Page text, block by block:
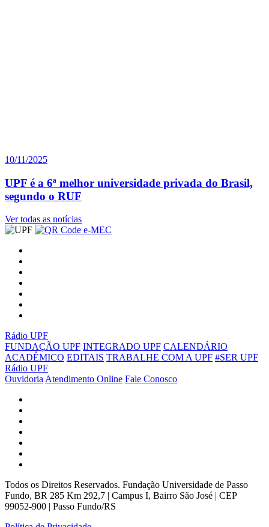
10/11/2025
UPF é a 6ª melhor universidade privada do Brasil,
segundo o RUF
Ver todas as notícias
Rádio UPF
FUNDAÇÃO UPF INTEGRADO UPF CALENDÁRIO
ACADÊMICO EDITAIS TRABALHE COM A UPF #SER UPF
Rádio UPF
OuvidoriaAtendimento Online Fale Conosco
Todos os Direitos Reservados. Fundação Universidade de Passo
Fundo, BR 285 Km 292,7 | Campus I, Bairro São José | CEP
99052-900 | Passo Fundo/RS